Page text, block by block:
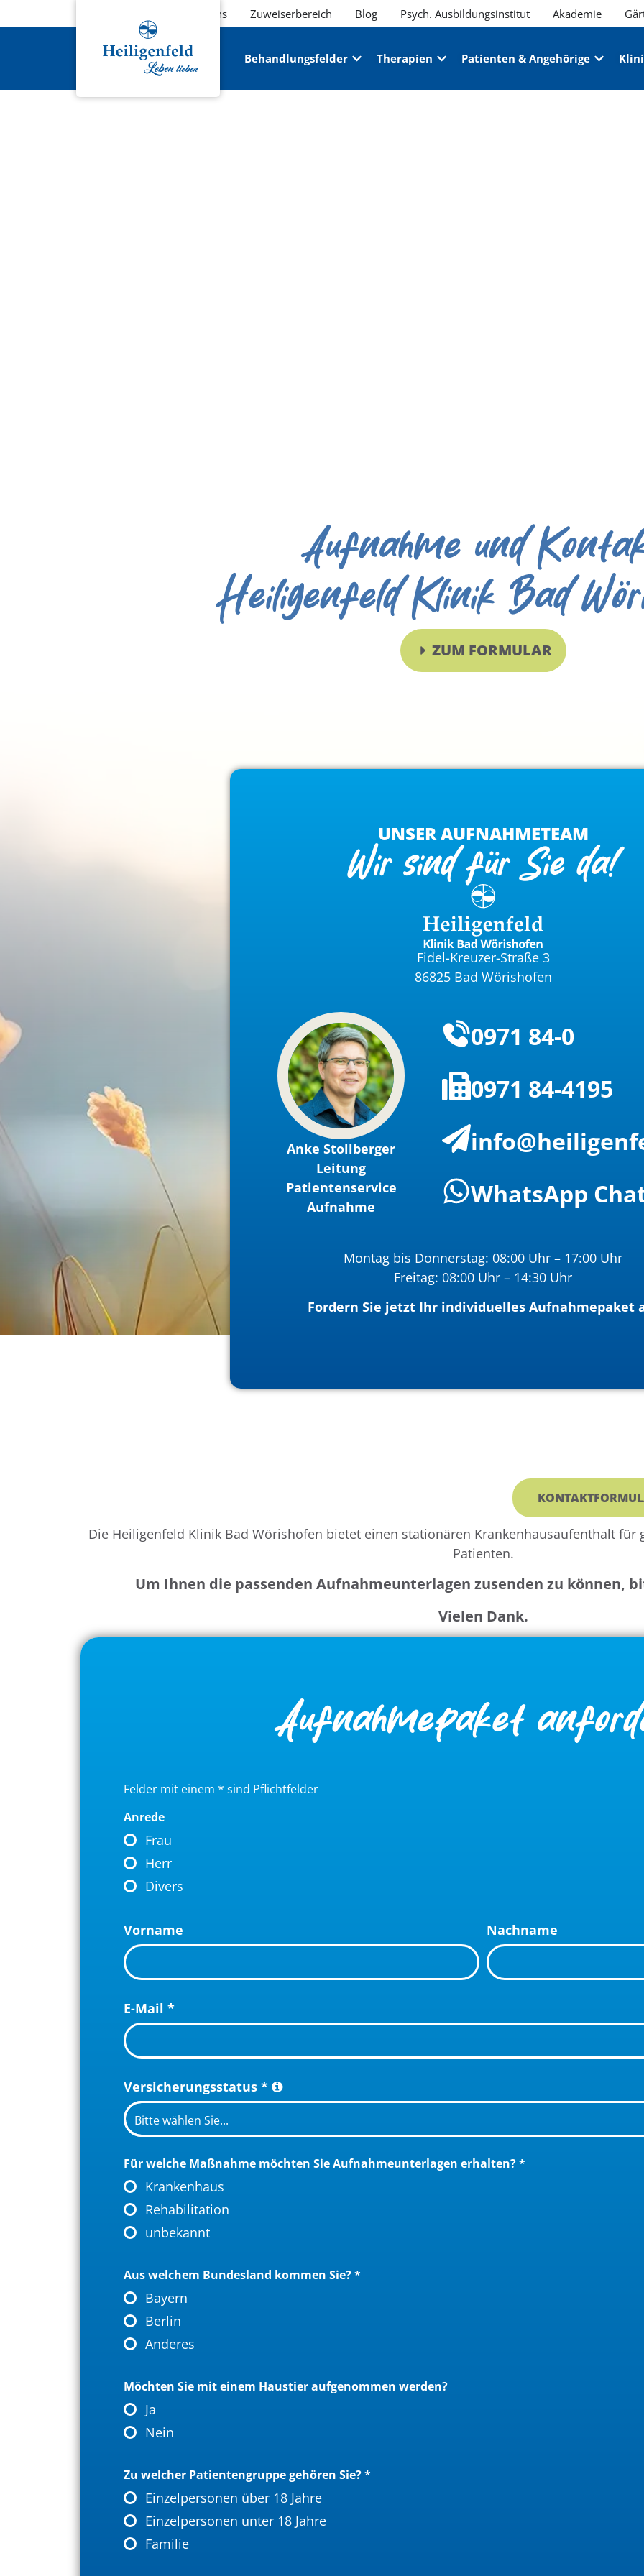
Über uns Zuweiserbereich Blog Psych. Ausbildungsinstitut Akademie
Behandlungsfelder Therapien Patienten & Angehörige
Aufnahme und
Heiligenfeld Klinik Bad
ZUM FORMULAR
UNSER AUFNAHMETEAM
Wir sind für Sie da!
Fidel-Kreuzer-Straße 3
86825 Bad Wörishofen
Anke Stollberger
Leitung
Patientenservice
Aufnahme
0971 84-0
0971 84-4195
WhatsApp
Montag bis Donnerstag: 08:00 Uhr – 17:00 Uhr
Freitag: 08:00 Uhr – 14:30 Uhr
Fordern Sie jetzt Ihr individuelles Aufnahmepaket
Die Heiligenfeld Klinik Bad Wörishofen bietet einen stationären Krankenhausaufenthalt für
Patienten.
Um Ihnen die passenden Aufnahmeunterlagen zusenden zu können,
Vielen Dank.
Aufnahmepaket
Felder mit einem * sind Pflichtfelder
Anrede
Frau
Herr
Divers
Vorname Nachname
E-Mail *
Versicherungsstatus *
Für welche Maßnahme möchten Sie Aufnahmeunterlagen erhalten?*
Krankenhaus
Rehabilitation
unbekannt
Aus welchem Bundesland kommen Sie?*
Bayern
Berlin
Anderes
Möchten Sie mit einem Haustier aufgenommen werden?
Ja
Nein
Zu welcher Patientengruppe gehören Sie?*
Einzelpersonen über 18 Jahre
Einzelpersonen unter 18 Jahre
Familie